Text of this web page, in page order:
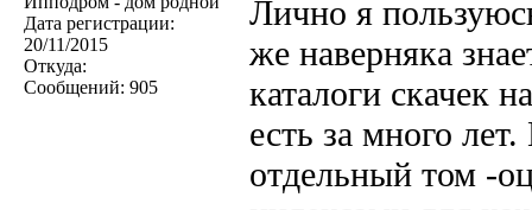
Дата регистрации:
20/11/2015
Откуда:
Сообщений: 905
Лично я
же наверняка
каталоги скачек
есть за много
отдельный том -